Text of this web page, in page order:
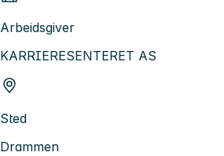
Arbeidsgiver
KARRIERESENTERET AS
Sted
Drammen